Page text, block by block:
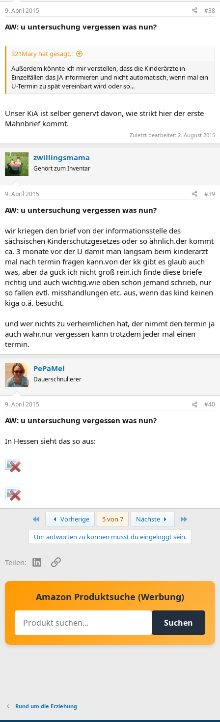
9. April 2015 #38
AW: u untersuchung vergessen was nun?
321Mary hat gesagt.:
Außerdem könnte ich mir vorstellen, dass die Kinderärzte in
Einzelfällen das JA informieren und nicht automatisch, wenn mal ein
U-Termin zu spät vereinbart wird oder so...
Unser KiA ist selber genervt davon, wie strikt hier der erste
Mahnbrief kommt.
Zuletzt bearbeitet: 2. August 2015
zwillingsmama
Gehört zum Inventar
9. April 2015 #39
AW: u untersuchung vergessen was nun?
wir kriegen den brief von der informationsstelle des
sächsischen Kinderschutzgesetzes oder so ähnlich.der kommt
ca. 3 monate vor der U damit man langsam beim kinderarzt
mal nach termin fragen kann.von der kk gibt es glaub auch
was, aber da guck ich nicht groß rein.ich finde diese briefe
richtig und auch wichtig.wie oben schon jemand schrieb, nur
so fallen evtl. misshandlungen etc. aus, wenn das kind keinen
kiga o.ä. besucht.
und wer nichts zu verheimlichen hat, der nimmt den termin ja
auch wahr.nur vergessen kann trotzdem jeder mal einen
termin.
PePaMel
Dauerschnullerer
9. April 2015 #40
AW: u untersuchung vergessen was nun?
In Hessen sieht das so aus:
Erste Vorherige 5 von 7 Nächste
Um antworten zu können musst du eingeloggt sein.
Teilen: LinkedInLink
Amazon Produktsuche (Werbung)
Suchen
Rund um die Erziehung